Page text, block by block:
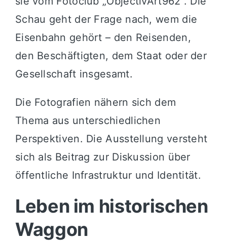
Schau geht der Frage nach, wem die
Eisenbahn gehört – den Reisenden,
den Beschäftigten, dem Staat oder der
Gesellschaft insgesamt.
Die Fotografien nähern sich dem
Thema aus unterschiedlichen
Perspektiven. Die Ausstellung versteht
sich als Beitrag zur Diskussion über
öffentliche Infrastruktur und Identität.
Leben im historischen
Waggon